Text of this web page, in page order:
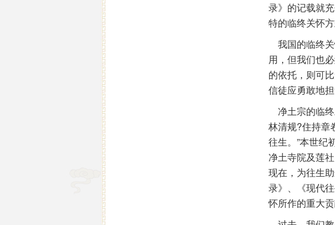
录》的记载就
特的临终关怀
我国的临终
用，但我们也
的依托，则可
信徒应勇敢地
净土宗的临
林清规?住持章
往生。”本世纪
净土寺院及莲
现在，为往生
录》、《现代
怀所作的重大贡